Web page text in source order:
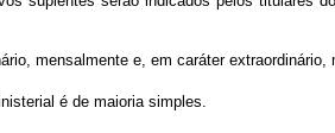
mensalmente e, em caráter extraordinário,
é de maioria simples.